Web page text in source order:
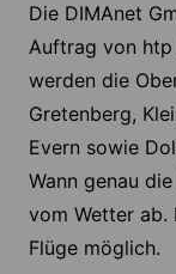
Die DIMAnet
Auftrag von
werden die
Gretenberg,
Evern sowie
Wann genau
vom Wetter ab.
Flüge möglich.